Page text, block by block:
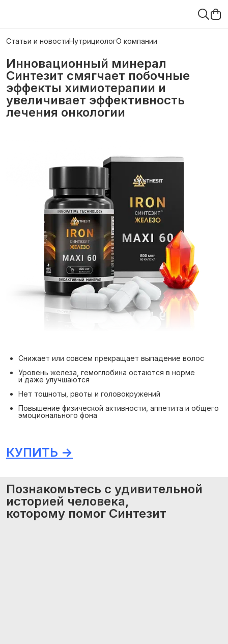
Статьи и новостиНутрициологО компании
Инновационный минерал
Синтезит смягчает побочные
эффекты химиотерапии и
увеличивает эффективность
лечения онкологии
Снижает или совсем прекращает выпадение волос
Уровень железа, гемоглобина остаются в норме
и даже улучшаются
Нет тошноты, рвоты и головокружений
Повышение физической активности, аппетита и общего
эмоционального фона
КУПИТЬ →
Познакомьтесь с удивительной
историей человека,
которому помог Синтезит